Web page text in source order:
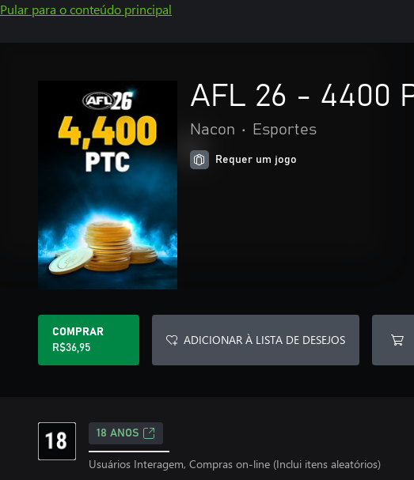
Pular para o conteúdo principal
AFL 26 - 4400
Nacon • Esportes
Requer um jogo
COMPRAR
R$36,95
ADICIONAR À LISTA DE DESEJOS
18 ANOS
Usuários Interagem, Compras on-line (Inclui itens aleatórios)